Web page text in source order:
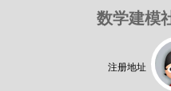
数学建模
注册地址